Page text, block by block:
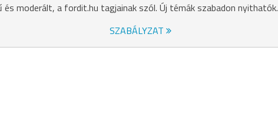
moderált, a fordit.hu tagjainak szól. Új témák szabadon nyithatók.
SZABÁLYZAT